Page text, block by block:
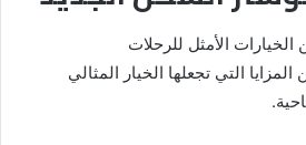
الأمثل للرحلات
المزايا التي تجعلها الخيار المثالي